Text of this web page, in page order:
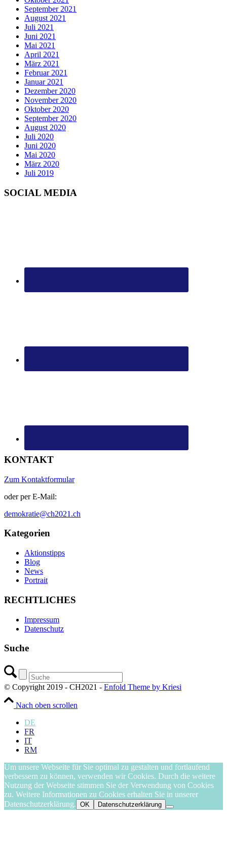
September 2021
August 2021
Juli 2021
Juni 2021
Mai 2021
April 2021
März 2021
Februar 2021
Januar 2021
Dezember 2020
November 2020
Oktober 2020
September 2020
August 2020
Juli 2020
Juni 2020
Mai 2020
März 2020
Juli 2019
SOCIAL MEDIA
KONTAKT
Zum Kontaktformular
oder per E-Mail:
demokratie@ch2021.ch
Kategorien
Aktionstipps
Blog
News
Portrait
RECHTLICHES
Impressum
Datenschutz
Suche
© Copyright 2019 - CH2021 - Enfold Theme by Kriesi
Nach oben scrollen
DE
FR
IT
RM
Um unsere Webseite für Sie optimal zu gestalten und fortlaufend
verbessern zu können, verwenden wir Cookies. Durch die weitere
Nutzung der Webseite stimmen Sie der Verwendung von Cookies
zu. Weitere Informationen zu Cookies erhalten Sie in unserer
Datenschutzerklärung. OK Datenschutzerklärung